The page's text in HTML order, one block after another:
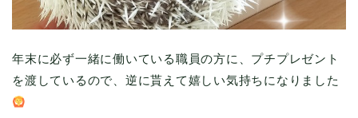
年末に必ず一緒に働いている職員の方に、プチプレゼント
を渡しているので、逆に貰えて嬉しい気持ちになりました